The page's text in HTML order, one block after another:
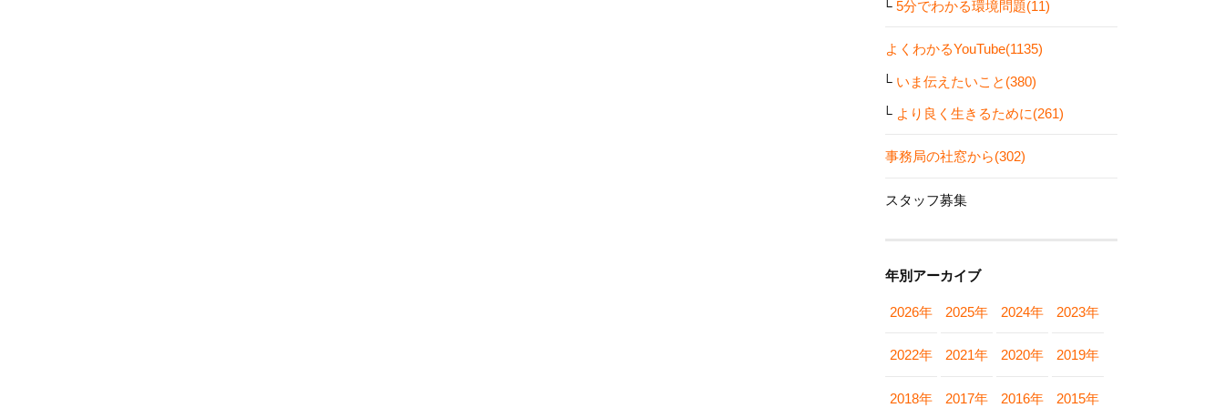
5分でわかる環境問題(11)
よくわかるYouTube(1135)
いま伝えたいこと(380)
より良く生きるために(261)
事務局の社窓から(302)
スタッフ募集
年別アーカイブ
2026年 2025年 2024年 2023年
2022年 2021年 2020年 2019年
2018年 2017年 2016年 2015年